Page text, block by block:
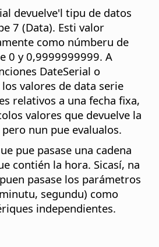
devuelve'l tipu de datos
7 (Data). Esti valor
como númberu de
0 y 0,9999999999. A
DateSerial o
valores de data serie
relativos a una fecha fixa,
valores que devuelve la
nun pue evalualos.
pue pasase una cadena
contién la hora. Sicasí, na
pasase los parámetros
segundu) como
independientes.